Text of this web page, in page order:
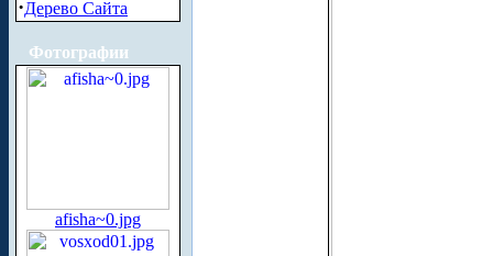
·Дерево Сайта
Фотографии
afisha~0.jpg